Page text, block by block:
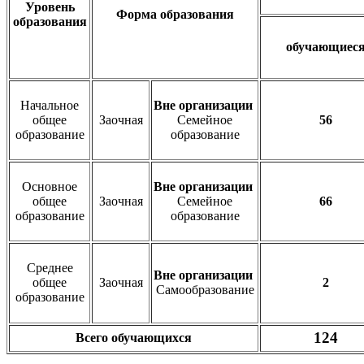
Уровень
образования
Форма образования
Начальное
общее
образование
Заочная
Вне организации
Семейное
образование
56
Основное
общее
образование
Заочная
Вне организации
Семейное
образование
66
Среднее
общее
образование
Заочная
Вне организации
Самообразование
2
Всего обучающихся 124